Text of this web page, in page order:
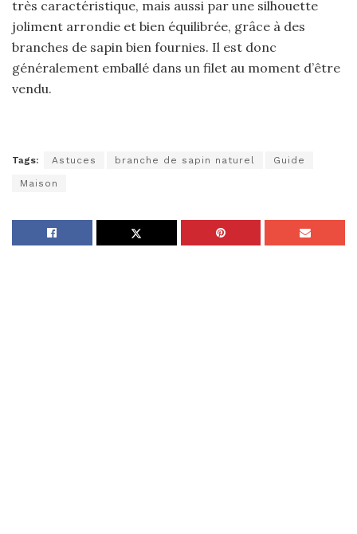
très caractéristique, mais aussi par une silhouette
joliment arrondie et bien équilibrée, grâce à des
branches de sapin bien fournies. Il est donc
généralement emballé dans un filet au moment d’être
vendu.
Tags: Astuces branche de sapin naturel Guide
Maison